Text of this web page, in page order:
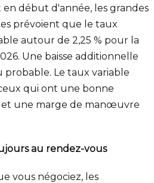
début d'année, les grandes
prévoient que le taux
autour de 2,25 % pour la
Une baisse additionnelle
Le taux variable
qui ont une bonne
et une marge de manœuvre
au rendez-vous
vous négociez, les